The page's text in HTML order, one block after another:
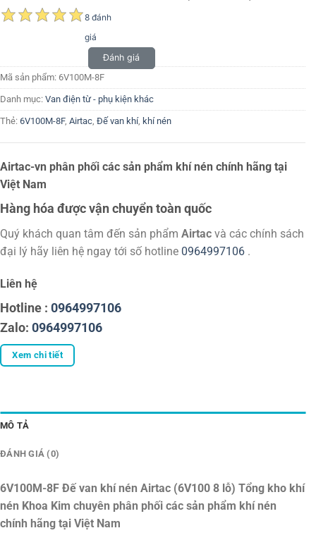
8 đánh
giá
Đánh giá
Mã sản phẩm: 6V100M-8F
Danh mục: Van điện từ - phụ kiện khác
Thẻ: 6V100M-8F, Airtac, Đế van khí, khí nén
Airtac-vn phân phối các sản phẩm khí nén chính hãng tại
Việt Nam
Hàng hóa được vận chuyển toàn quốc
Quý khách quan tâm đến sản phẩm Airtac và các chính sách
đại lý hãy liên hệ ngay tới số hotline 0964997106 .
Liên hệ
Hotline : 0964997106
Zalo: 0964997106
Xem chi tiết
MÔ TẢ
ĐÁNH GIÁ (0)
6V100M-8F Đế van khí nén Airtac (6V100 8 lỗ) Tổng kho khí
nén Khoa Kim chuyên phân phối các sản phẩm khí nén
chính hãng tại Việt Nam